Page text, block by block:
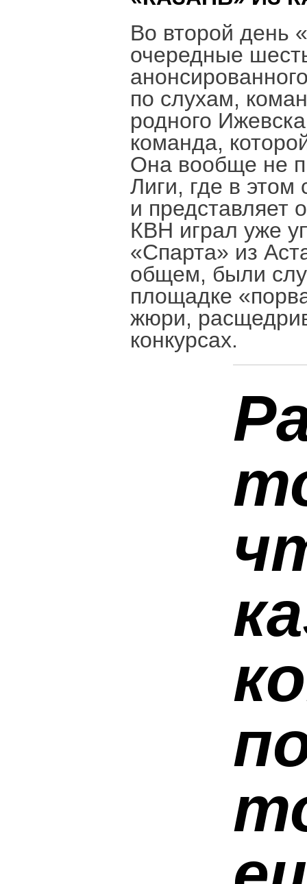
Во второй день
очередные
по слухам,
родного
команда,
Она вообще не
Лиги, где в
и представляет
КВН играл уже
«Спарта» из
общем, были
площадке
жюри,
конкурсах.